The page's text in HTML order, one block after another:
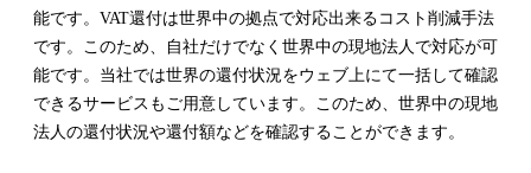
能です。VAT還付は世界中の拠点で対応出来るコスト削減手法
です。このため、自社だけでなく世界中の現地法人で対応が可
能です。当社では世界の還付状況をウェブ上にて一括して確認
できるサービスもご用意しています。このため、世界中の現地
法人の還付状況や還付額などを確認することができます。